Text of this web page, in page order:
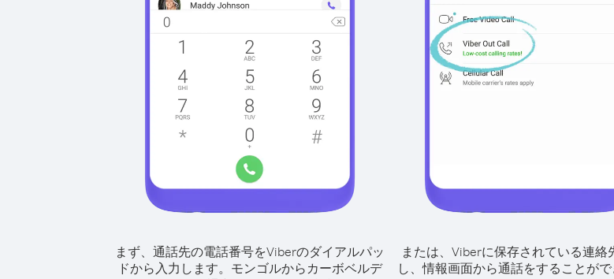
まず、通話先の電話番号をViberのダイアルパッ
ドから入力します。 モンゴルからカーボベルデ
または、Viberに保存されている連絡
し、情報画面から通話をすることがで